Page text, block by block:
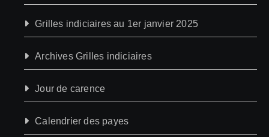
Grilles indiciaires au 1er janvier 2025
Archives Grilles indiciaires
Jour de carence
Calendrier des payes